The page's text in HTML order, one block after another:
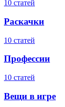
10 статей
Раскачки
10 статей
Профессии
10 статей
Вещи в игре